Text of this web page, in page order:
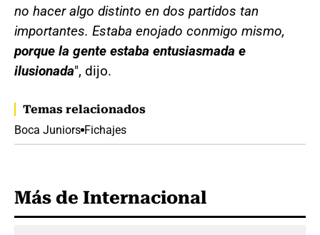
no hacer algo distinto en dos partidos tan
importantes. Estaba enojado conmigo mismo,
porque la gente estaba entusiasmada e
ilusionada", dijo.
Temas relacionados
Boca Juniors Fichajes
Más de Internacional